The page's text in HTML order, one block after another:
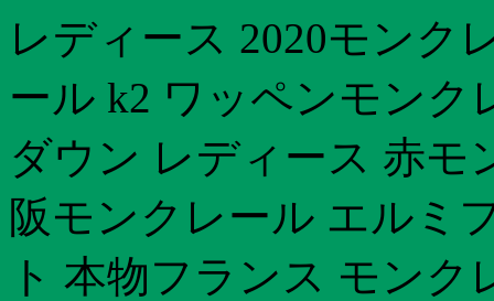
レディース 2020モンク
ール k2 ワッペンモンク
ダウン レディース 赤モ
阪モンクレール エルミ
ト 本物フランス モン